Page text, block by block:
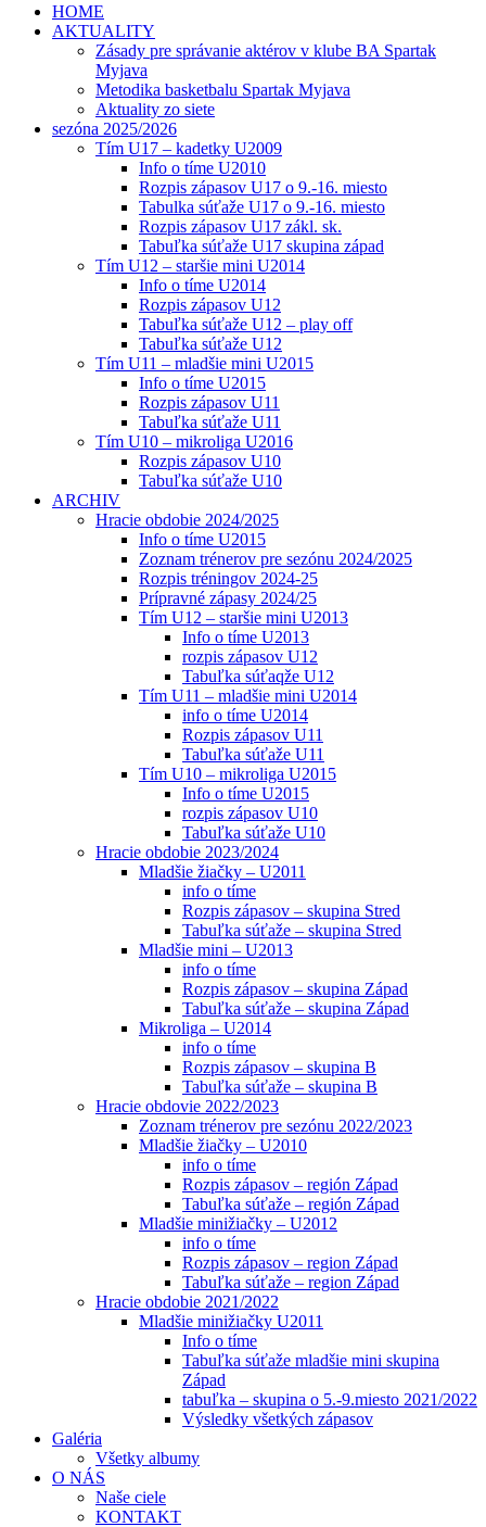
HOME
AKTUALITY
Zásady pre správanie aktérov v klube BA Spartak
Myjava
Metodika basketbalu Spartak Myjava
Aktuality zo siete
sezóna 2025/2026
Tím U17 – kadetky U2009
Info o tíme U2010
Rozpis zápasov U17 o 9.-16. miesto
Tabulka súťaže U17 o 9.-16. miesto
Rozpis zápasov U17 zákl. sk.
Tabuľka súťaže U17 skupina západ
Tím U12 – staršie mini U2014
Info o tíme U2014
Rozpis zápasov U12
Tabuľka súťaže U12 – play off
Tabuľka súťaže U12
Tím U11 – mladšie mini U2015
Info o tíme U2015
Rozpis zápasov U11
Tabuľka súťaže U11
Tím U10 – mikroliga U2016
Rozpis zápasov U10
Tabuľka súťaže U10
ARCHIV
Hracie obdobie 2024/2025
Info o tíme U2015
Zoznam trénerov pre sezónu 2024/2025
Rozpis tréningov 2024-25
Prípravné zápasy 2024/25
Tím U12 – staršie mini U2013
Info o tíme U2013
rozpis zápasov U12
Tabuľka súťaqže U12
Tím U11 – mladšie mini U2014
info o tíme U2014
Rozpis zápasov U11
Tabuľka súťaže U11
Tím U10 – mikroliga U2015
Info o tíme U2015
rozpis zápasov U10
Tabuľka súťaže U10
Hracie obdobie 2023/2024
Mladšie žiačky – U2011
info o tíme
Rozpis zápasov – skupina Stred
Tabuľka súťaže – skupina Stred
Mladšie mini – U2013
info o tíme
Rozpis zápasov – skupina Západ
Tabuľka súťaže – skupina Západ
Mikroliga – U2014
info o tíme
Rozpis zápasov – skupina B
Tabuľka súťaže – skupina B
Hracie obdovie 2022/2023
Zoznam trénerov pre sezónu 2022/2023
Mladšie žiačky – U2010
info o tíme
Rozpis zápasov – región Západ
Tabuľka súťaže – región Západ
Mladšie minižiačky – U2012
info o tíme
Rozpis zápasov – region Západ
Tabuľka súťaže – region Západ
Hracie obdobie 2021/2022
Mladšie minižiačky U2011
Info o tíme
Tabuľka súťaže mladšie mini skupina
Západ
tabuľka – skupina o 5.-9.miesto 2021/2022
Výsledky všetkých zápasov
Galéria
Všetky albumy
O NÁS
Naše ciele
KONTAKT